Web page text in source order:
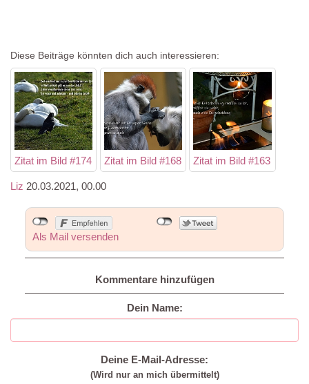
Diese Beiträge könnten dich auch interessieren:
Zitat im Bild #174 Zitat im Bild #168 Zitat im Bild #163
Liz 20.03.2021, 00.00
Als Mail versenden
Kommentare hinzufügen
Dein Name:
Deine E-Mail-Adresse:
(Wird nur an mich übermittelt)